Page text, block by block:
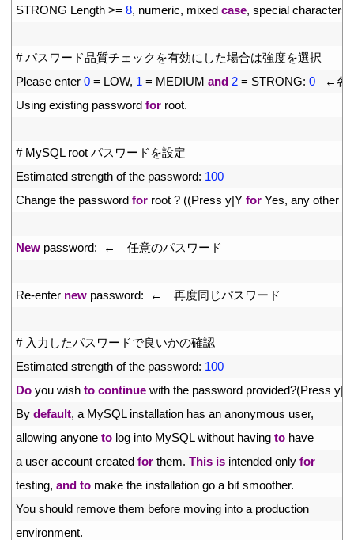
STRONG Length >= 8, numeric, mixed case, special characters
# パスワード品質チェックを有効にした場合は強度を選択
Please enter 0 = LOW, 1 = MEDIUM and 2 = STRONG: 0
←各
Using existing password for root.
# MySQL root パスワードを設定
Estimated strength of the password: 100
Change the password for root ? ((Press y|Y for Yes, any other
New password: ←　任意のパスワード
Re-enter new password: ←　再度同じパスワード
# 入力したパスワードで良いかの確認
Estimated strength of the password: 100
Do you wish to continue with the password provided?(Press y|
By default, a MySQL installation has an anonymous user,
allowing anyone to log into MySQL without having to have
a user account created for them. This is intended only for
testing, and to make the installation go a bit smoother.
You should remove them before moving into a production
environment.